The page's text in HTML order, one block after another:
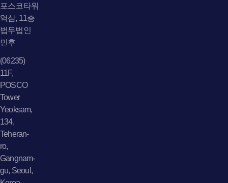
포스코타워
역삼, 11층
법무법인
민후
(06235)
11F,
POSCO
Tower
Yeoksam,
134,
Teheran-
ro,
Gangnam-
gu, Seoul,